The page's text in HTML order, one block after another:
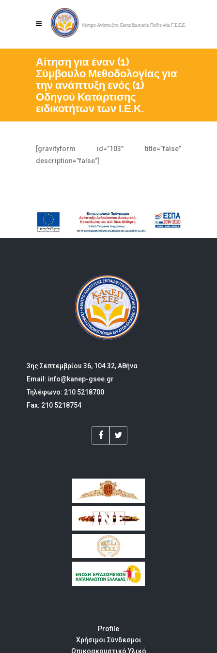
Αίτηση για έναν (1)
Σύμβουλο Μεθοδολογίας για
την ανάπτυξη ενός (1)
Οδηγού Κατάρτισης
ειδικοτήτων των Ι.Ε.Κ.
[gravityform id=”103″ title=”false”
description=”false”]
3ης Σεπτεμβρίου 36, 104 32, Αθήνα
Email: info@kanep-gsee.gr
Τηλέφωνο: 210 5218700
Fax: 210 5218754
Profile
Χρήσιμοι Σύνδεσμοι
Οπικοακουστικό Υλικό